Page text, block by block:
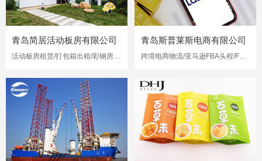
青岛简居活动板房有限公司
活动板房租赁/打包箱出租/彩钢房出租
青岛斯普莱斯电商有限公司
跨境电商物流/亚马逊FBA头程/FBA海运